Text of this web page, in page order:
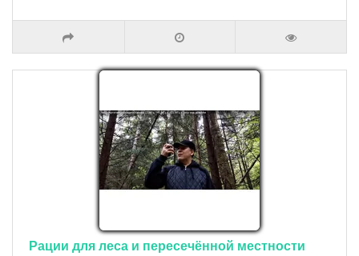
Рации для леса и пересечённой местности